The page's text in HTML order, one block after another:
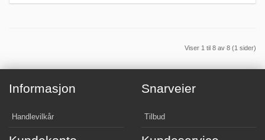
Viser 1 til 8 av 8 (1 sider)
Informasjon
Handlevilkår
Snarveier
Tilbud